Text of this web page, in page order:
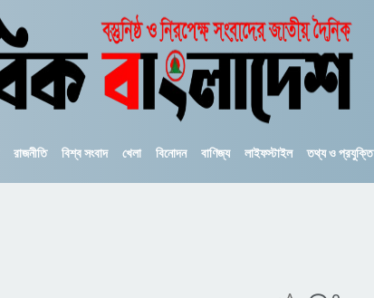
রাজনীতি বিশ্ব সংবাদ খেলা বিনোদন বাণিজ্য লাইফস্টাইল তথ্য ও প্রযুক্তি